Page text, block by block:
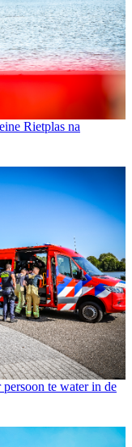
Rietplas na
te water in de